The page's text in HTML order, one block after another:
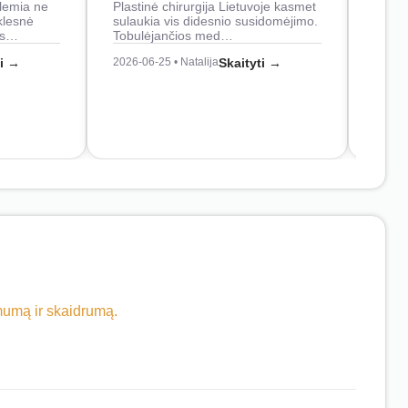
ne
→
Plastinė chirurgija Lietuvoje kasmet
sulaukia vis didesnio susidomėjimo.
Tobulėjančios med…
2026-06-25 • NatalijaSkaityti →
ir skaidrumą.